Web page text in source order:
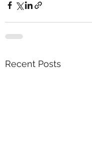
Recent Posts